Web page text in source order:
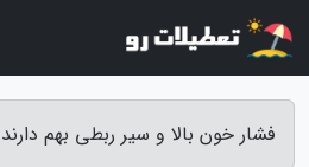
فشار خون بالا و سیر ربطی بهم